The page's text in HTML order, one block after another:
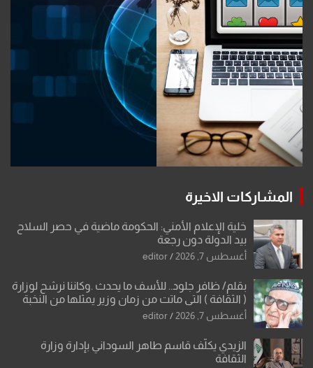
المشاركات الاخيرة
خلية الإعلام الأمني: الحكومة ماضية في حصر السلاح
بيد الدولة دون رجعة
أغسطس 7, 2026 editor
بقلم/ ظافر جلود.. للأسف ما يحدث .وكاننا نرشح لوزارة
( الثقافة ) التي ماتت من زمان وزير يمثلها من النخبة
والإرث العظيم للثقافة العراقية..
أغسطس 7, 2026 editor
الزيدي يكلّف قاسم طاهر السوداني بإدارة وزارة
الثقافة